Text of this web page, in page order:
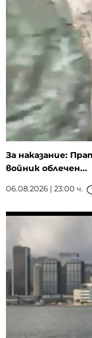
За наказание:
войник облечен...
06.08.2026 | 23:00 ч.